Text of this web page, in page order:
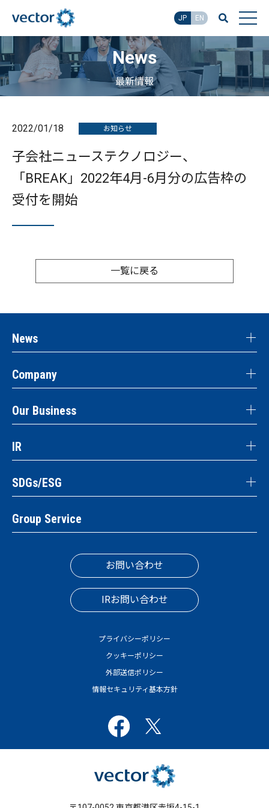
JP EN
News
最新情報
2022/01/18 お知らせ
子会社ニューステクノロジー、
「BREAK」2022年4月-6月分の広告枠の
受付を開始
一覧に戻る
News
Company
Our Business
IR
SDGs/ESG
Group Service
お問い合わせ
IRお問い合わせ
プライバシーポリシー
クッキーポリシー
外部送信ポリシー
情報セキュリティ基本方針